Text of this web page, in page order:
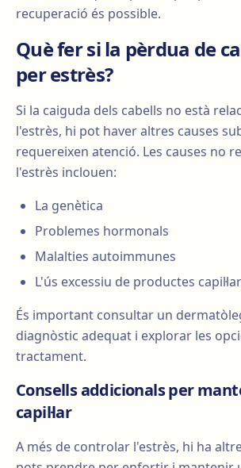
recuperació és possible.
Què fer si la pèrdua de
per estrès?
Si la caiguda dels cabells no està
l'estrès, hi pot haver altres causes
requereixen atenció. Les causes no
l'estrès inclouen:
La genètica
Problemes hormonals
Malalties autoimmunes
L'ús excessiu de productes
És important consultar un
diagnòstic adequat i explorar les
tractament.
Consells addicionals per
capil·lar
A més de controlar l'estrès, hi ha